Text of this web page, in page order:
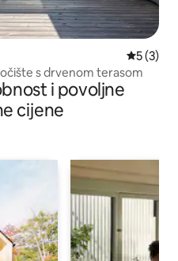
5 (3)
s drvenom terasom
i povoljne
cijene